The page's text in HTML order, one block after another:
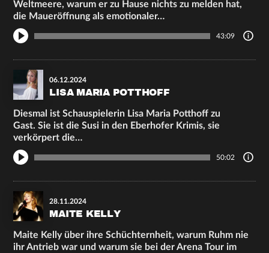
Weltmeere, warum er zu Hause nichts zu melden hat,
die Maueröffnung als emotionaler…
43:09
06.12.2024
LISA MARIA POTTHOFF
Diesmal ist Schauspielerin Lisa Maria Potthoff zu
Gast. Sie ist die Susi in den Eberhofer Krimis, sie
verkörpert die…
50:02
28.11.2024
MAITE KELLY
Maite Kelly über ihre Schüchternheit, warum Ruhm nie
ihr Antrieb war und warum sie bei der Arena Tour im